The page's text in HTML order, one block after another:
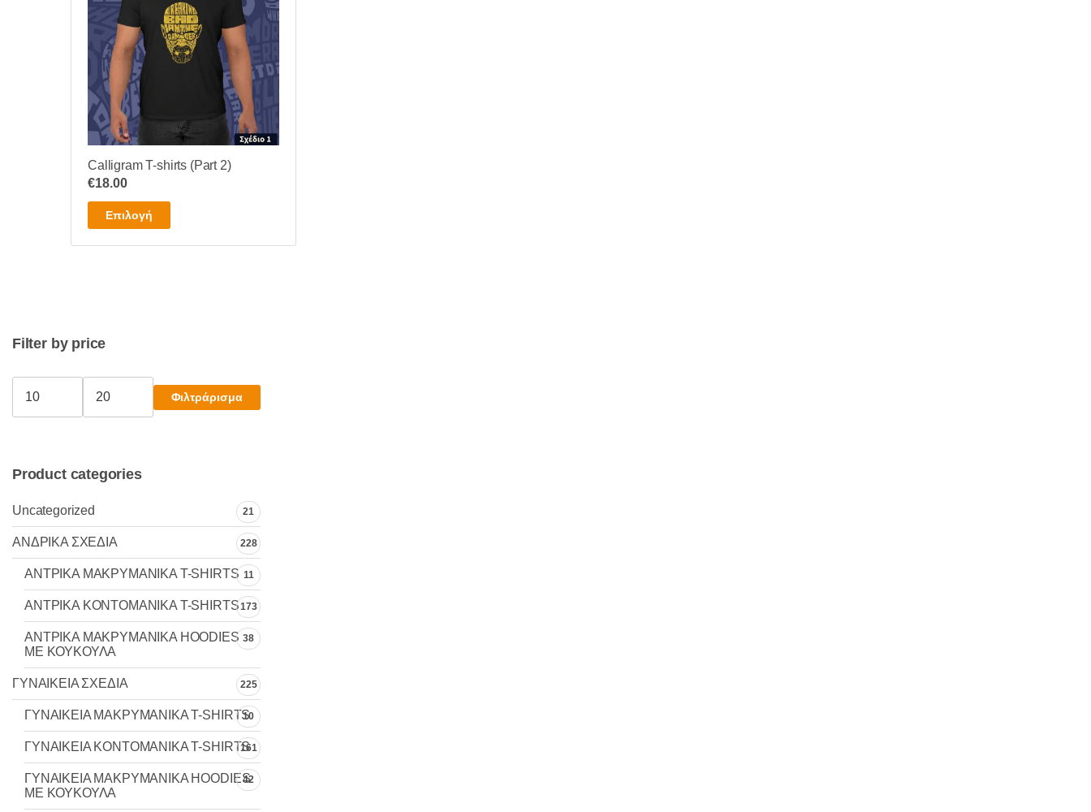
Calligram T-shirts (Part 2)
€18.00
Επιλογή
το
προϊόν
να
επιλεγούν
Filter by price
Ελάχιστη
τιμή
Μέγιστη
τιμή
Φιλτράρισμα
Product categories
Uncategorized 21
ΑΝΔΡΙΚΑ ΣΧΕΔΙΑ 228
ΑΝΤΡΙΚΑ MAKΡYMANIKA T-SHIRTS 11
ΑΝΤΡΙΚΑ ΚΟΝΤΟΜΑΝΙΚΑ T-SHIRTS173
ΑΝΤΡΙΚΑ ΜΑΚΡΥΜΑΝΙΚΑ HOODIES
ΜΕ ΚΟΥΚΟΥΛΑ
38
ΓΥΝΑΙΚΕΙΑ ΣΧΕΔΙΑ 225
ΓΥΝΑΙΚΕΙΑ MAKΡYMANIKA T-SHIRTS
10
ΓΥΝΑΙΚΕΙΑ ΚΟΝΤΟΜΑΝΙΚΑ T-SHIRTS161
ΓΥΝΑΙΚΕΙΑ ΜΑΚΡΥΜΑΝΙΚΑ HOODIES
ΜΕ ΚΟΥΚΟΥΛΑ
42